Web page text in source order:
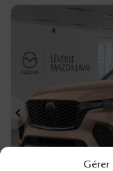
Gérer
Précédent